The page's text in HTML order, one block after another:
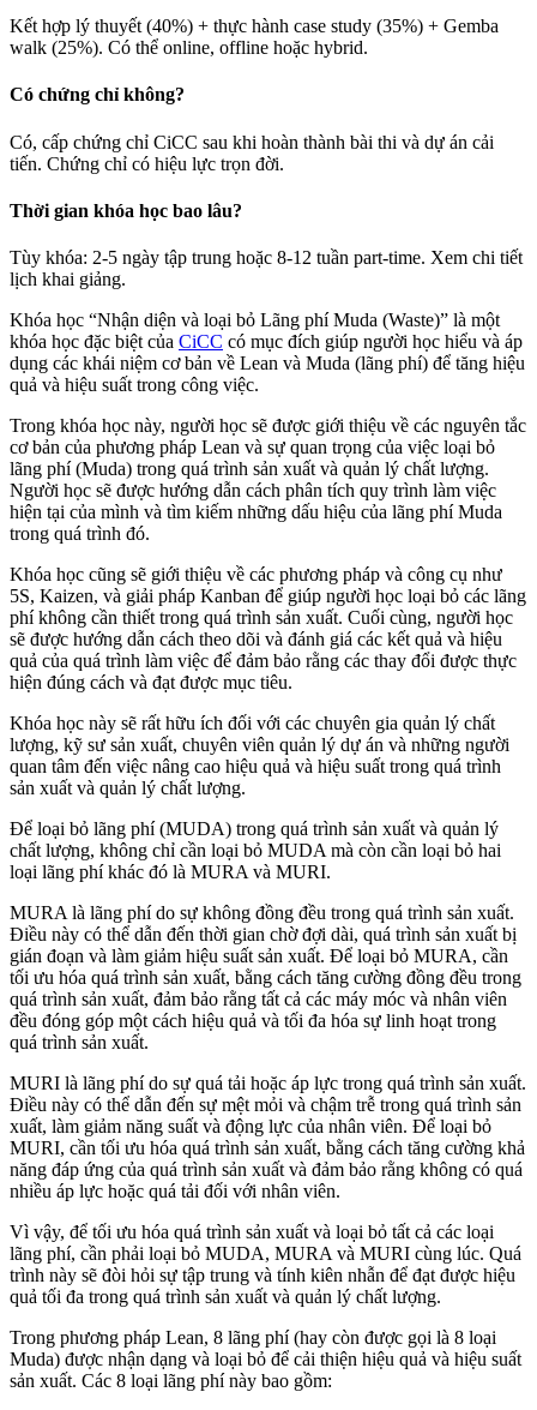
Kết hợp lý thuyết (40%) + thực hành case study (35%) + Gemba
walk (25%). Có thể online, offline hoặc hybrid.
Có chứng chỉ không?
Có, cấp chứng chỉ CiCC sau khi hoàn thành bài thi và dự án cải
tiến. Chứng chỉ có hiệu lực trọn đời.
Thời gian khóa học bao lâu?
Tùy khóa: 2-5 ngày tập trung hoặc 8-12 tuần part-time. Xem chi tiết
lịch khai giảng.
Khóa học “Nhận diện và loại bỏ Lãng phí Muda (Waste)” là một
khóa học đặc biệt của CiCC có mục đích giúp người học hiểu và áp
dụng các khái niệm cơ bản về Lean và Muda (lãng phí) để tăng hiệu
quả và hiệu suất trong công việc.
Trong khóa học này, người học sẽ được giới thiệu về các nguyên tắc
cơ bản của phương pháp Lean và sự quan trọng của việc loại bỏ
lãng phí (Muda) trong quá trình sản xuất và quản lý chất lượng.
Người học sẽ được hướng dẫn cách phân tích quy trình làm việc
hiện tại của mình và tìm kiếm những dấu hiệu của lãng phí Muda
trong quá trình đó.
Khóa học cũng sẽ giới thiệu về các phương pháp và công cụ như
5S, Kaizen, và giải pháp Kanban để giúp người học loại bỏ các lãng
phí không cần thiết trong quá trình sản xuất. Cuối cùng, người học
sẽ được hướng dẫn cách theo dõi và đánh giá các kết quả và hiệu
quả của quá trình làm việc để đảm bảo rằng các thay đổi được thực
hiện đúng cách và đạt được mục tiêu.
Khóa học này sẽ rất hữu ích đối với các chuyên gia quản lý chất
lượng, kỹ sư sản xuất, chuyên viên quản lý dự án và những người
quan tâm đến việc nâng cao hiệu quả và hiệu suất trong quá trình
sản xuất và quản lý chất lượng.
Để loại bỏ lãng phí (MUDA) trong quá trình sản xuất và quản lý
chất lượng, không chỉ cần loại bỏ MUDA mà còn cần loại bỏ hai
loại lãng phí khác đó là MURA và MURI.
MURA là lãng phí do sự không đồng đều trong quá trình sản xuất.
Điều này có thể dẫn đến thời gian chờ đợi dài, quá trình sản xuất bị
gián đoạn và làm giảm hiệu suất sản xuất. Để loại bỏ MURA, cần
tối ưu hóa quá trình sản xuất, bằng cách tăng cường đồng đều trong
quá trình sản xuất, đảm bảo rằng tất cả các máy móc và nhân viên
đều đóng góp một cách hiệu quả và tối đa hóa sự linh hoạt trong
quá trình sản xuất.
MURI là lãng phí do sự quá tải hoặc áp lực trong quá trình sản xuất.
Điều này có thể dẫn đến sự mệt mỏi và chậm trễ trong quá trình sản
xuất, làm giảm năng suất và động lực của nhân viên. Để loại bỏ
MURI, cần tối ưu hóa quá trình sản xuất, bằng cách tăng cường khả
năng đáp ứng của quá trình sản xuất và đảm bảo rằng không có quá
nhiều áp lực hoặc quá tải đối với nhân viên.
Vì vậy, để tối ưu hóa quá trình sản xuất và loại bỏ tất cả các loại
lãng phí, cần phải loại bỏ MUDA, MURA và MURI cùng lúc. Quá
trình này sẽ đòi hỏi sự tập trung và tính kiên nhẫn để đạt được hiệu
quả tối đa trong quá trình sản xuất và quản lý chất lượng.
Trong phương pháp Lean, 8 lãng phí (hay còn được gọi là 8 loại
Muda) được nhận dạng và loại bỏ để cải thiện hiệu quả và hiệu suất
sản xuất. Các 8 loại lãng phí này bao gồm: